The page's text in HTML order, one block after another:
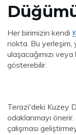
Her birimizin kendi
nokta. Bu yerleşim,
ulaşacağımızı veya
gösterebilir.
Terazi'deki Kuzey
odaklanmayı
çalışması